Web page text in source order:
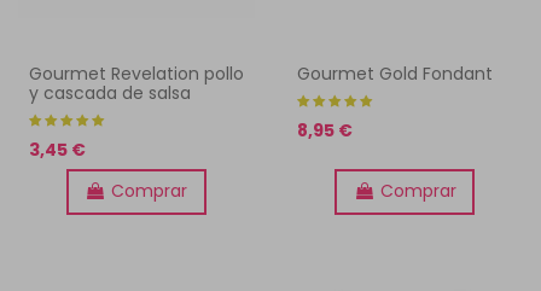
Gourmet Revelation pollo
y cascada de salsa
3,45 €
Comprar
Gourmet Gold Fondant
8,95 €
Comprar